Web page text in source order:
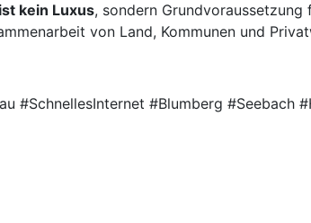
kein Luxus, sondern
von Land, Kommunen und
#SchnellesInternet #Blumberg #Seebach